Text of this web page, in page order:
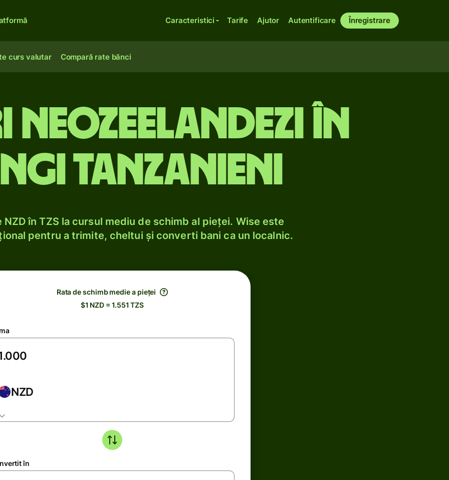
Caracteristici Tarife Ajutor Autentificare Înregistrare
curs valutar Compară rate bănci
în
tanzanieni
în TZS la cursul mediu de schimb al pieței. Wise este
pentru a trimite, cheltui și converti bani ca un localnic.
Rata de schimb medie a pieței
$1 NZD = 1.551 TZS
NZD
în